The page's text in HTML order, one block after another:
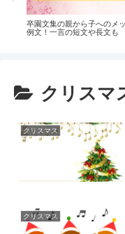
卒園文集の親から子へのメ
例文！一言の短文や長文も
クリスマ
クリスマス
クリスマス